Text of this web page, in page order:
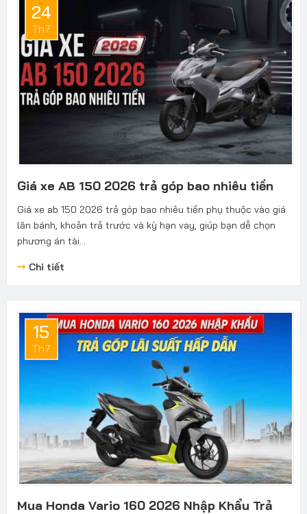
24
Th7
Giá xe AB 150 2026 trả góp bao nhiêu tiền
Giá xe ab 150 2026 trả góp bao nhiêu tiền phụ thuộc vào giá
lăn bánh, khoản trả trước và kỳ hạn vay, giúp bạn dễ chọn
phương án tài...
Chi tiết
15
Th7
Mua Honda Vario 160 2026 Nhập Khẩu Trả